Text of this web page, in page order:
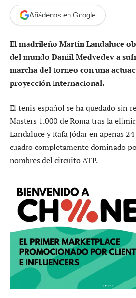
Añádenos en Google
El madrileño Martín Landaluce
del mundo Daniil Medvedev a
marcha del torneo con una
proyección internacional.
El tenis español se ha quedado sin
Masters 1.000 de Roma tras la
Landaluce y Rafa Jódar en apenas
cuadro completamente dominado
nombres del circuito ATP.